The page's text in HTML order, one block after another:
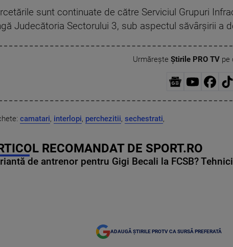
sunt continuate de către Serviciul Grupuri
Judecătoria Sectorului 3, sub aspectul săvârșirii a
Urmărește Știrile PRO TVpe
camatari, interlopi, perchezitii, sechestrati,
RECOMANDAT DE SPORT.RO
de antrenor pentru Gigi Becali la FCSB?
ADAUGĂ ȘTIRILE PROTV CA SURSĂ PREFERATĂ